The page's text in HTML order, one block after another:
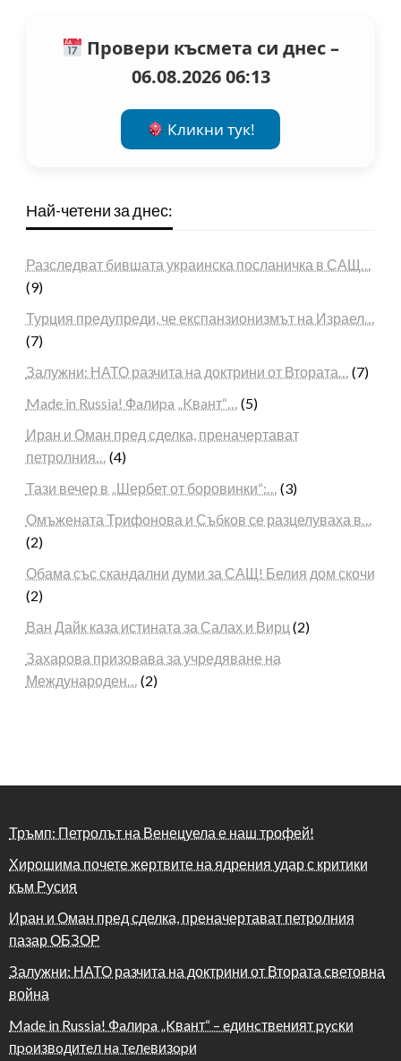
Провери късмета си днес –
06.08.2026 06:13
Кликни тук!
Най-четени за днес:
Разследват бившата украинска посланичка в САЩ…
(9)
Турция предупреди, че експанзионизмът на Израел…
(7)
Залужни: НАТО разчита на доктрини от Втората… (7)
Made in Russia! Фaлиpa „Kвaнт“… (5)
Иран и Оман пред сделка, преначертават
петролния… (4)
Тази вечер в „Шербет от боровинки“:… (3)
Омъжената Трифонова и Събков се разцелуваха в…
(2)
Обама със скандални думи за САЩ! Белия дом скочи
(2)
Ван Дайк каза истината за Салах и Вирц (2)
Захарова призовава за учредяване на
Международен… (2)
Тръмп: Петролът на Венецуела е наш трофей!
Хирошима почете жертвите на ядрения удар с критики
към Русия
Иран и Оман пред сделка, преначертават петролния
пазар ОБЗОР
Залужни: НАТО разчита на доктрини от Втората световна
война
Made in Russia! Фaлиpa „Kвaнт“ – eдинcтвeният pycĸи
пpoизвoдитeл нa тeлeвизopи